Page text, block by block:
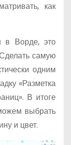
как
в Ворде, это
самую
одним
«Разметка
В итоге
выбрать
и цвет.